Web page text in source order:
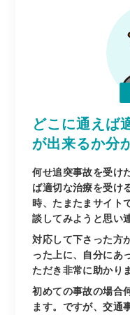
どこに通えば
が出来るか分
何せ追突事故を受け
ば適切な治療を受け
時、たまたまサイト
談してみようと思い
対応して下さった方
った上に、自分にあ
ただき非常に助かり
初めての事故の場合
ます。ですが、交通